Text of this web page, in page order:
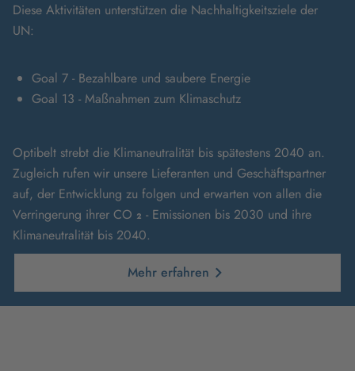
Diese Aktivitäten unterstützen die Nachhaltigkeitsziele der
UN:
Goal 7 - Bezahlbare und saubere Energie
Goal 13 - Maßnahmen zum Klimaschutz
Optibelt strebt die Klimaneutralität bis spätestens 2040 an.
Zugleich rufen wir unsere Lieferanten und Geschäftspartner
auf, der Entwicklung zu folgen und erwarten von allen die
Verringerung ihrer CO ₂ - Emissionen bis 2030 und ihre
Klimaneutralität bis 2040.
Mehr erfahren